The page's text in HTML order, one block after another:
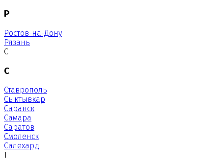
Р
Ростов-на-Дону
Рязань
С
С
Ставрополь
Сыктывкар
Саранск
Самара
Саратов
Смоленск
Салехард
Т